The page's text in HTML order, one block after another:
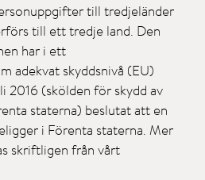
till tredjeländer
till ett tredje land. Den
har i ett
adekvat skyddsnivå (EU)
2016 (skölden för skydd av
staterna) beslutat att en
i Förenta staterna. Mer
skriftligen från vårt